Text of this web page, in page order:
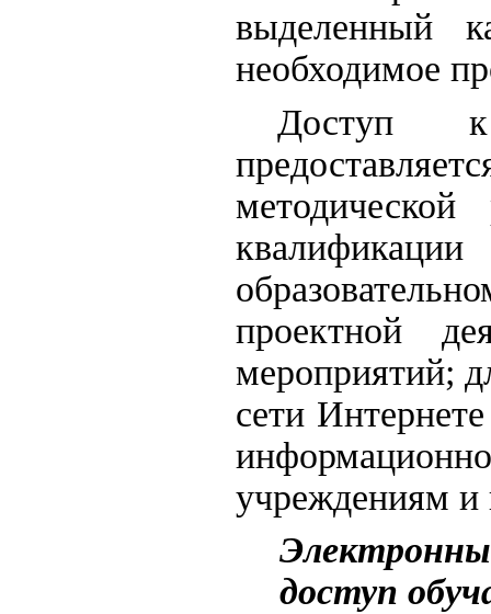
выделенный
необходимое
Доступ к
проектной
мероприятий;
сети
учреждениям и
доступ